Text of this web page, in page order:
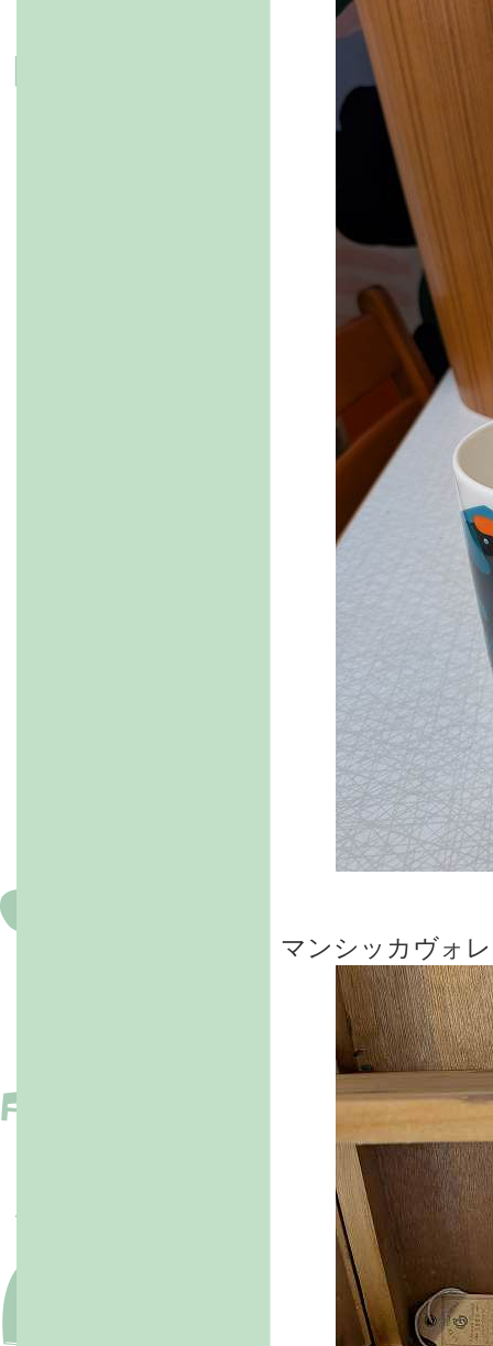
マンシッカヴォ